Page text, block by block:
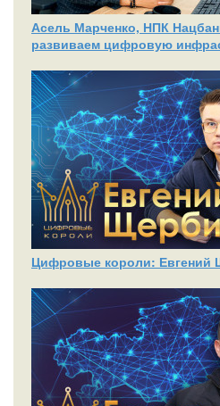
Асель Марченко, НПК
развиваем цифровую
Цифровые короли: Евгений